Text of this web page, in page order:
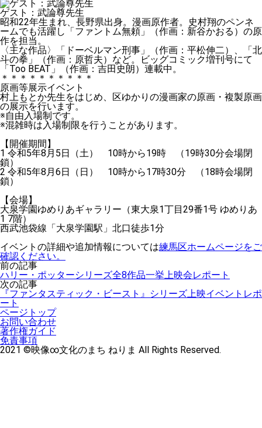
ゲスト： 武論尊先生
昭和22年生まれ、長野県出身。漫画原作者。史村翔のペンネ
ームでも活躍し「ファントム無頼」（作画：新谷かおる）の原
作を担当。
〈主な作品〉「ドーベルマン刑事」（作画：平松伸二）、「北
斗の拳」（作画：原哲夫）など。ビッグコミック増刊号にて
「Too BEAT」（作画：吉田史朗）連載中。
＊＊＊＊＊＊＊＊＊＊
原画等展示イベント
村上もとか先生をはじめ、区ゆかりの漫画家の原画・複製原画
の展示を行います。
※自由入場制です。
※混雑時は入場制限を行うことがあります。
【開催期間】
1 令和5年8月5日（土） 10時から19時 （19時30分会場閉
鎖）
2 令和5年8月6日（日） 10時から17時30分 （18時会場閉
鎖）
【会場】
大泉学園ゆめりあギャラリー（東大泉1丁目29番1号 ゆめりあ
1 7階）
西武池袋線「大泉学園駅」北口徒歩1分
イベントの詳細や追加情報については練馬区ホームページをご
確認ください。
前の記事
ハリー・ポッターシリーズ全8作品一挙上映会レポート
次の記事
『ファンタスティック・ビースト』シリーズ上映イベントレポ
ート
ページトップ
お問い合わせ
著作権ガイド
免責事項
2021 ©映像∞文化のまち ねりま All Rights Reserved.